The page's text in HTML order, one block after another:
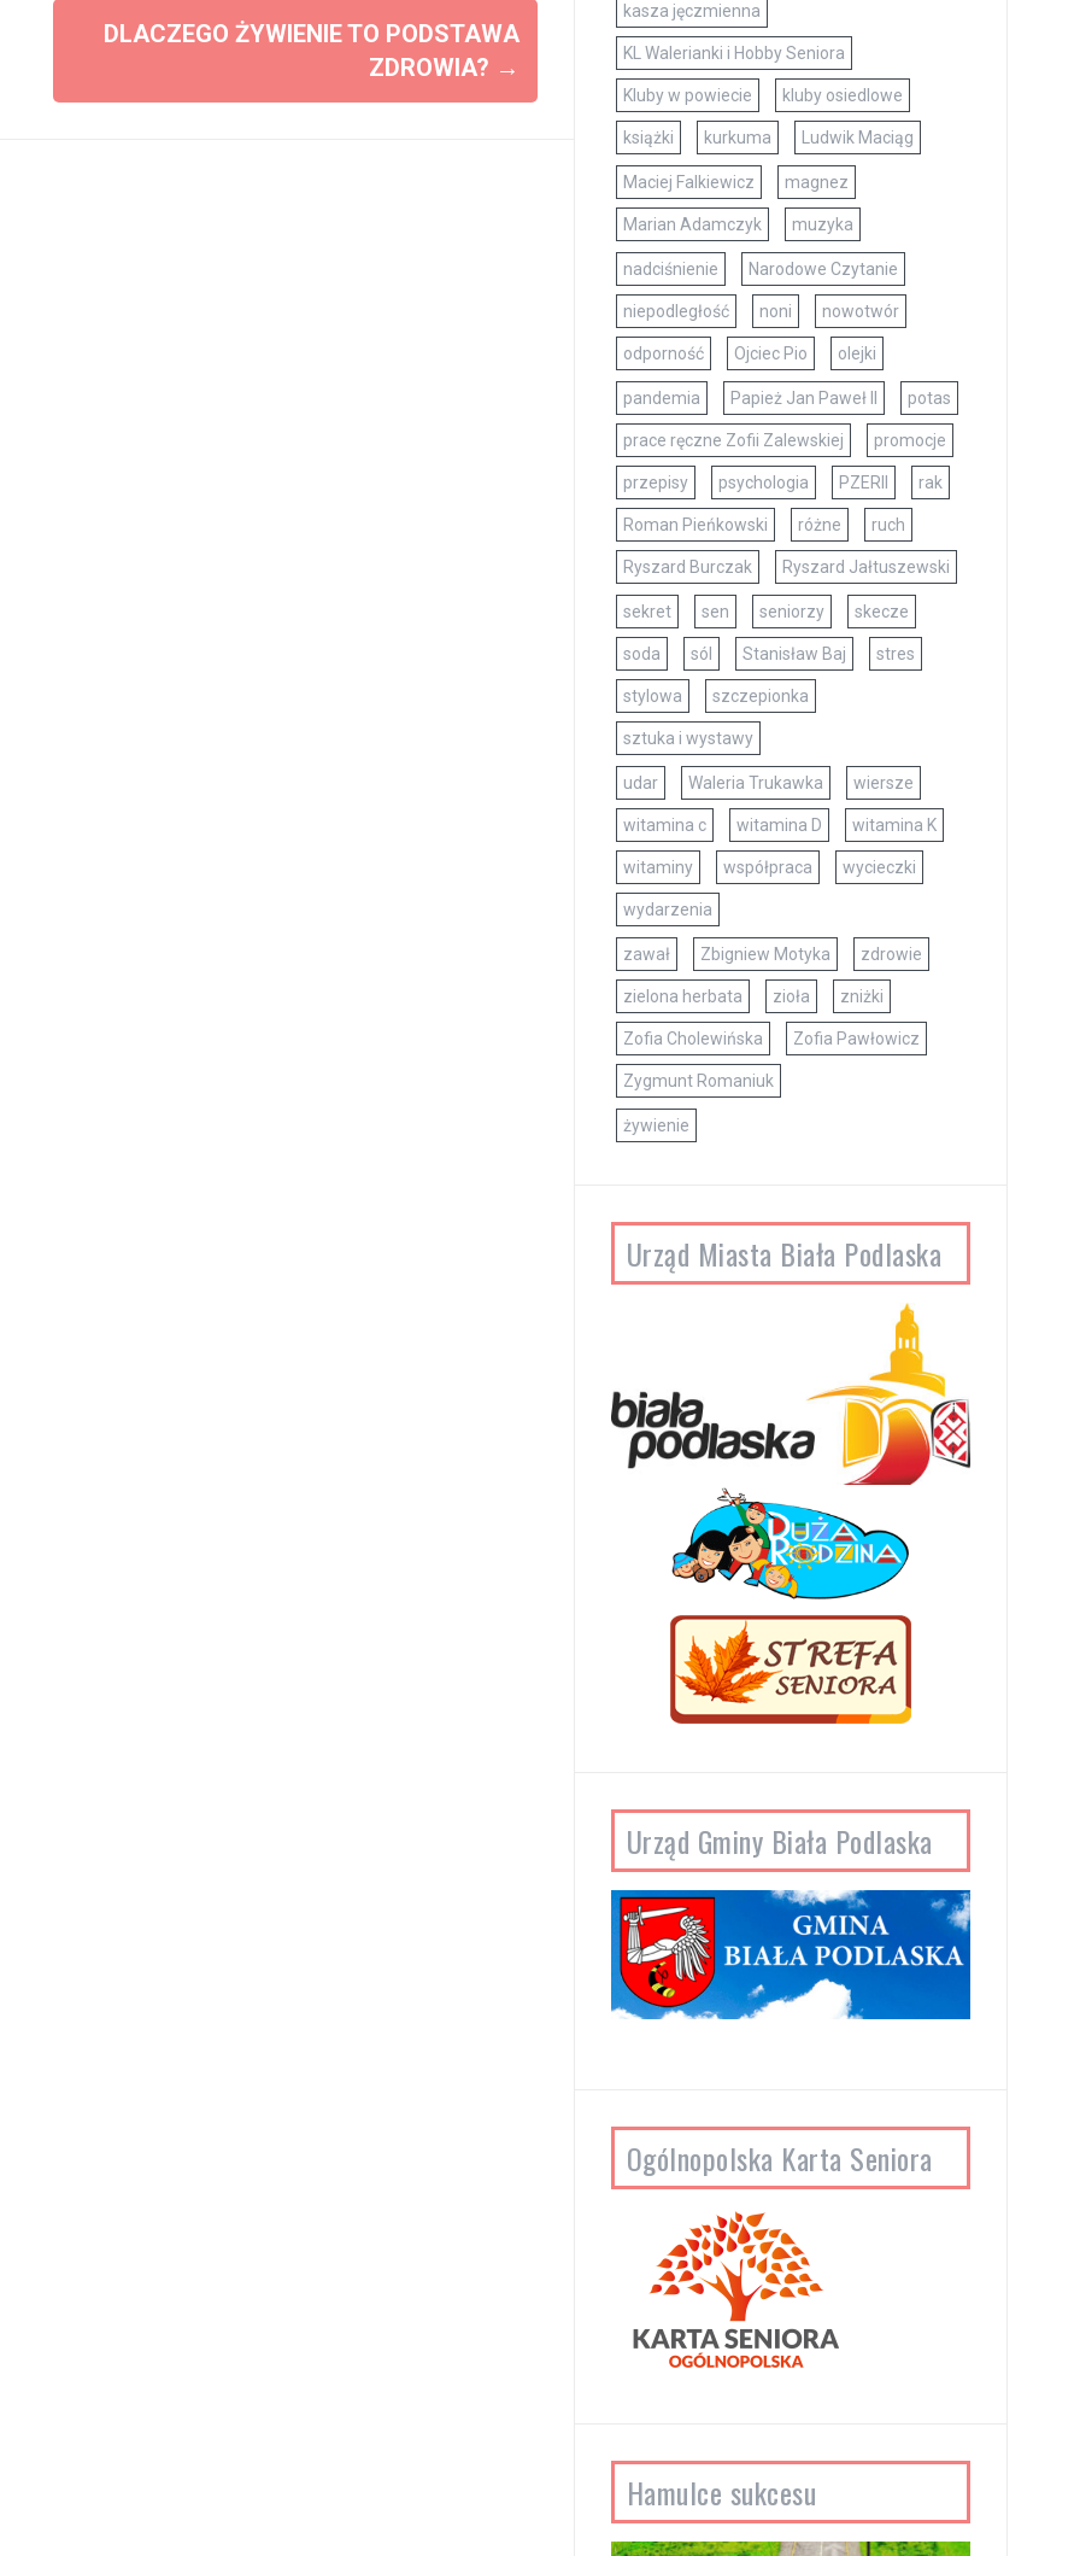
DLACZEGO ŻYWIENIE TO PODSTAWA
ZDROWIA? →
kasza jęczmienna
KL Walerianki i Hobby Seniora
Kluby w powiecie kluby osiedlowe
książki kurkuma Ludwik Maciąg
Maciej Falkiewicz magnez
Marian Adamczyk muzyka
nadciśnienie Narodowe Czytanie
niepodległość noni nowotwór
odporność Ojciec Pio olejki
pandemia Papież Jan Paweł II potas
prace ręczne Zofii Zalewskiej promocje
przepisy psychologia PZERII rak
Roman Pieńkowski różne ruch
Ryszard Burczak Ryszard Jałtuszewski
sekret sen seniorzy skecze
soda sól Stanisław Baj stres
stylowa szczepionka
sztuka i wystawy
udar Waleria Trukawka wiersze
witamina c witamina D witamina K
witaminy współpraca wycieczki
wydarzenia
zawał Zbigniew Motyka zdrowie
zielona herbata zioła zniżki
Zofia Cholewińska Zofia Pawłowicz
Zygmunt Romaniuk
żywienie
Urząd Miasta Biała Podlaska
Urząd Gminy Biała Podlaska
Ogólnopolska Karta Seniora
Hamulce sukcesu